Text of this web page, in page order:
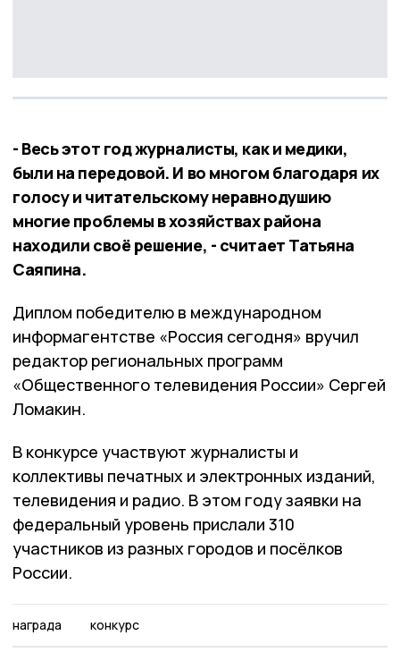
- Весь этот год журналисты, как и медики,
были на передовой. И во многом благодаря их
голосу и читательскому неравнодушию
многие проблемы в хозяйствах района
находили своё решение, - считает Татьяна
Саяпина.
Диплом победителю в международном
информагентстве «Россия сегодня» вручил
редактор региональных программ
«Общественного телевидения России» Сергей
Ломакин.
В конкурсе участвуют журналисты и
коллективы печатных и электронных изданий,
телевидения и радио. В этом году заявки на
федеральный уровень прислали 310
участников из разных городов и посёлков
России.
награда конкурс